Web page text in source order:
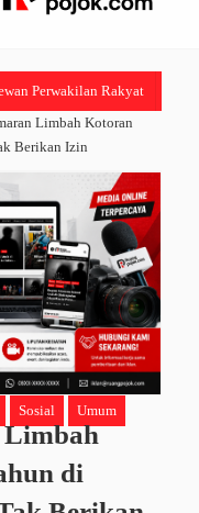
Perwakilan Rakyat
Limbah Kotoran
Berikan Izin
Sosial Umum
Limbah
di